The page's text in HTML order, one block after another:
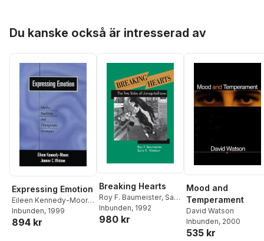
Du kanske också är intresserad av
Expressing Emotion
Eileen Kennedy-Moore ,
Jeanne C. Watson
Inbunden, 1999
894 kr
Breaking Hearts
Roy F. Baumeister, Sara
R. Wotman
Inbunden, 1992
980 kr
Mood and
Temperament
David Watson
Inbunden, 2000
535 kr